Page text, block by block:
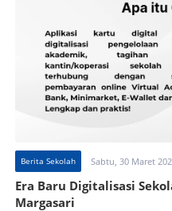
Berita Sekolah Sabtu, 30 Maret
Era Baru Digitalisasi
Margasari